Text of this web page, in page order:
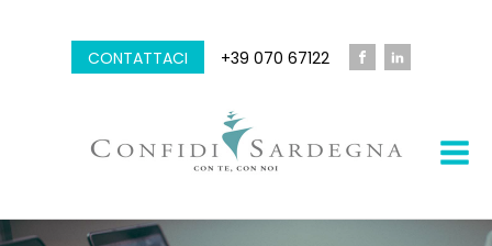
CONTATTACI +39 070 67122